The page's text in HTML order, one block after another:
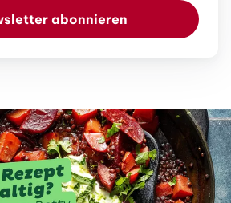
abonnieren